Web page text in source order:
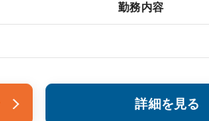
勤務内容
詳細を見る